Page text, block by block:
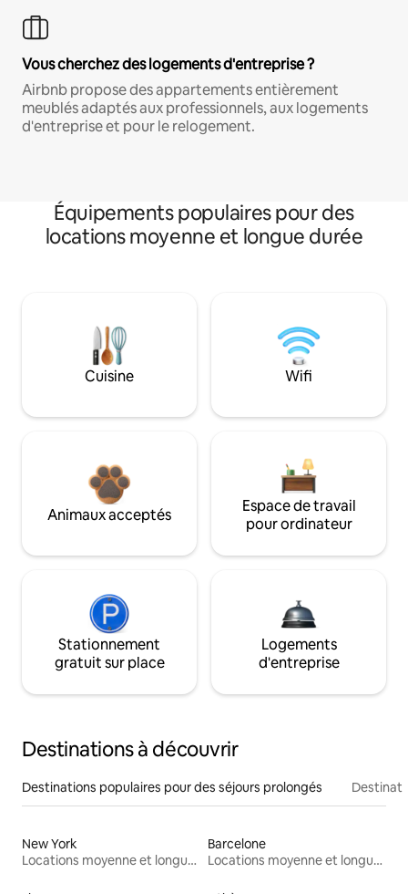
Vous cherchez des logements d'entreprise ?
Airbnb propose des appartements entièrement
meublés adaptés aux professionnels, aux logements
d'entreprise et pour le relogement.
Équipements populaires pour des
locations moyenne et longue durée
Cuisine Wifi
Animaux acceptés
Espace de travail
pour ordinateur
Stationnement
gratuit sur place
Logements
d'entreprise
Destinations à découvrir
Destinations populaires pour des séjours prolongés
New York
Locations moyenne et longue durée
Barcelone
Locations moyenne et longue durée